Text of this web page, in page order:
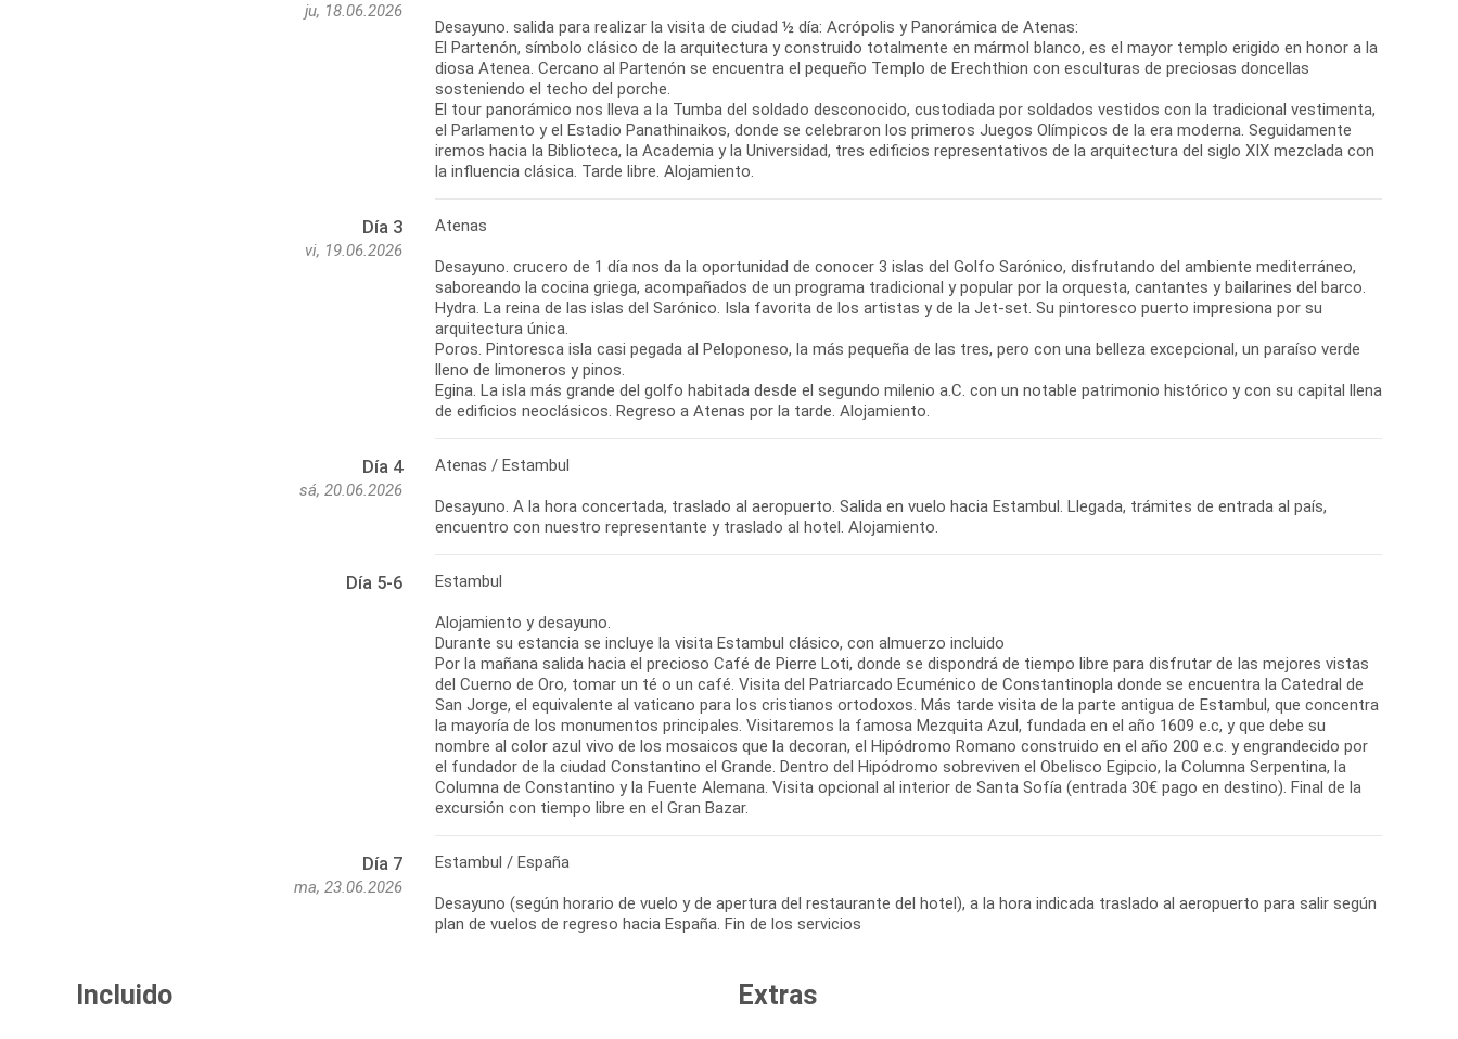
ju, 18.06.2026
Desayuno. salida para realizar la visita de ciudad ½ día: Acrópolis y Panorámica de Atenas:
El Partenón, símbolo clásico de la arquitectura y construido totalmente en mármol blanco, es el mayor templo erigido en honor a la
diosa Atenea. Cercano al Partenón se encuentra el pequeño Templo de Erechthion con esculturas de preciosas doncellas
sosteniendo el techo del porche.
El tour panorámico nos lleva a la Tumba del soldado desconocido, custodiada por soldados vestidos con la tradicional vestimenta,
el Parlamento y el Estadio Panathinaikos, donde se celebraron los primeros Juegos Olímpicos de la era moderna. Seguidamente
iremos hacia la Biblioteca, la Academia y la Universidad, tres edificios representativos de la arquitectura del siglo XIX mezclada con
la influencia clásica. Tarde libre. Alojamiento.
Día 3
vi, 19.06.2026
Atenas
Desayuno. crucero de 1 día nos da la oportunidad de conocer 3 islas del Golfo Sarónico, disfrutando del ambiente mediterráneo,
saboreando la cocina griega, acompañados de un programa tradicional y popular por la orquesta, cantantes y bailarines del barco.
Hydra. La reina de las islas del Sarónico. Isla favorita de los artistas y de la Jet-set. Su pintoresco puerto impresiona por su
arquitectura única.
Poros. Pintoresca isla casi pegada al Peloponeso, la más pequeña de las tres, pero con una belleza excepcional, un paraíso verde
lleno de limoneros y pinos.
Egina. La isla más grande del golfo habitada desde el segundo milenio a.C. con un notable patrimonio histórico y con su capital llena
de edificios neoclásicos. Regreso a Atenas por la tarde. Alojamiento.
Día 4
sá, 20.06.2026
Atenas / Estambul
Desayuno. A la hora concertada, traslado al aeropuerto. Salida en vuelo hacia Estambul. Llegada, trámites de entrada al país,
encuentro con nuestro representante y traslado al hotel. Alojamiento.
Día 5-6 Estambul
Alojamiento y desayuno.
Durante su estancia se incluye la visita Estambul clásico, con almuerzo incluido
Por la mañana salida hacia el precioso Café de Pierre Loti, donde se dispondrá de tiempo libre para disfrutar de las mejores vistas
del Cuerno de Oro, tomar un té o un café. Visita del Patriarcado Ecuménico de Constantinopla donde se encuentra la Catedral de
San Jorge, el equivalente al vaticano para los cristianos ortodoxos. Más tarde visita de la parte antigua de Estambul, que concentra
la mayoría de los monumentos principales. Visitaremos la famosa Mezquita Azul, fundada en el año 1609 e.c, y que debe su
nombre al color azul vivo de los mosaicos que la decoran, el Hipódromo Romano construido en el año 200 e.c. y engrandecido por
el fundador de la ciudad Constantino el Grande. Dentro del Hipódromo sobreviven el Obelisco Egipcio, la Columna Serpentina, la
Columna de Constantino y la Fuente Alemana. Visita opcional al interior de Santa Sofía (entrada 30€ pago en destino). Final de la
excursión con tiempo libre en el Gran Bazar.
Día 7
ma, 23.06.2026
Estambul / España
Desayuno (según horario de vuelo y de apertura del restaurante del hotel), a la hora indicada traslado al aeropuerto para salir según
plan de vuelos de regreso hacia España. Fin de los servicios
Incluido Extras